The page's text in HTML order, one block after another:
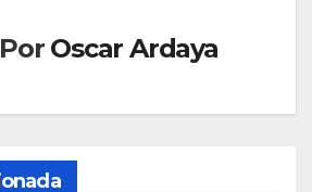
Por Oscar Ardaya